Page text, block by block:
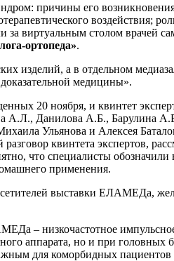
причины его
воздействия;
виртуальным столом врачей
ортопеда».
а в отдельном
медицины».
20 ноября, и квинтет
А.Л., Данилова А.Б.,
Ульянова и Алексея
квинтета экспертов,
что специалисты
применения.
выставки ЕЛАМЕДа,
– низкочастотное
аппарата, но и при головных
для коморбидных